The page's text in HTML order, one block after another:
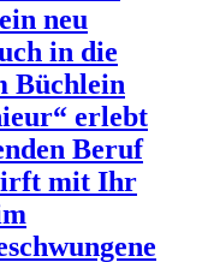
neu
in die
Büchlein
erlebt
Beruf
mit Ihr